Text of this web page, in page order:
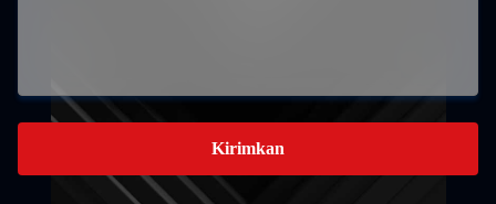
Kirimkan